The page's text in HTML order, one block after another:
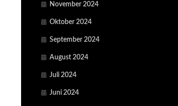
November 2024
Oktober 2024
September 2024
August 2024
Juli 2024
Juni 2024